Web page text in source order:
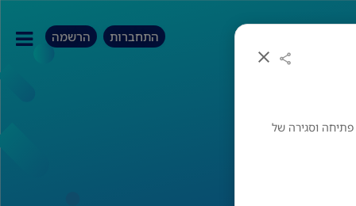
וסגירה של
התחברות הרשמה